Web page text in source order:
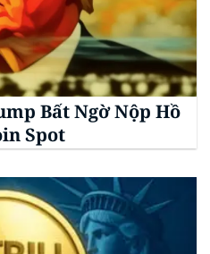
Bất Ngờ Nộp Hồ
Spot